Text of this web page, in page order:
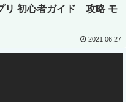
リ 初心者ガイド 攻略 モ
2021.06.27